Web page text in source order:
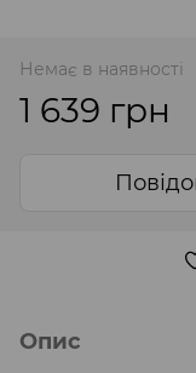
Немає в наявності
1 639 грн
Опис